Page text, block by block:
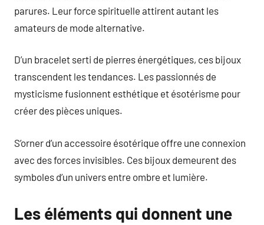
parures. Leur force spirituelle attirent autant les
amateurs de mode alternative.
D’un bracelet serti de pierres énergétiques, ces bijoux
transcendent les tendances. Les passionnés de
mysticisme fusionnent esthétique et ésotérisme pour
créer des pièces uniques.
S’orner d’un accessoire ésotérique offre une connexion
avec des forces invisibles. Ces bijoux demeurent des
symboles d’un univers entre ombre et lumière.
Les éléments qui donnent une